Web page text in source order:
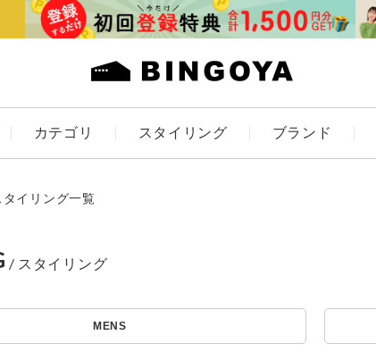
カテゴリ スタイリング ブランド
KIDS
価格
タイリング一覧
MENS